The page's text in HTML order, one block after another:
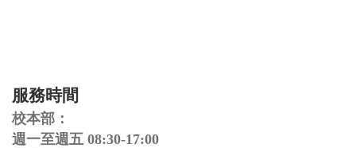
服務時間
校本部：
週一至週五 08:30-17:00